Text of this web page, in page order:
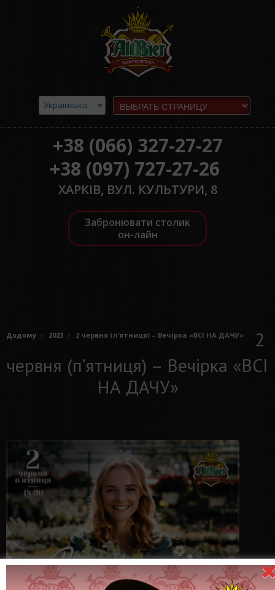
Українська
+38 (066) 327-27-27
+38 (097) 727-27-26
ХАРКІВ, ВУЛ. КУЛЬТУРИ, 8
Забронювати столик
он-лайн
Додому 2023 2 червня (п’ятниця) – Вечiрка «ВСI НА ДАЧУ»
2
червня (п’ятниця) – Вечiрка «ВСI
НА ДАЧУ»